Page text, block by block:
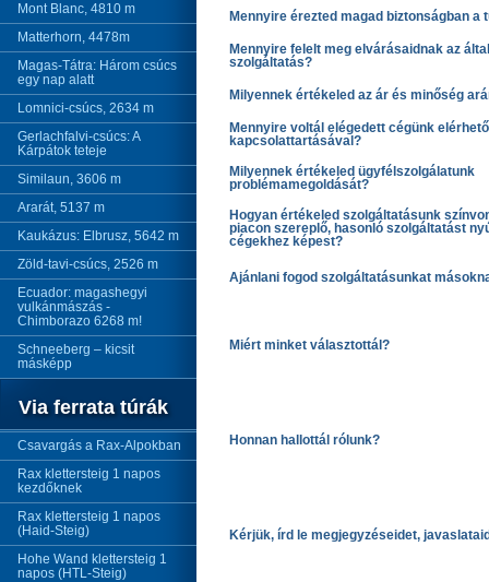
Mont Blanc, 4810 m
Matterhorn, 4478m
Magas-Tátra: Három csúcs
egy nap alatt
Lomnici-csúcs, 2634 m
Gerlachfalvi-csúcs: A
Kárpátok teteje
Similaun, 3606 m
Ararát, 5137 m
Kaukázus: Elbrusz, 5642 m
Zöld-tavi-csúcs, 2526 m
Ecuador: magashegyi
vulkánmászás -
Chimborazo 6268 m!
Schneeberg – kicsit
másképp
Via ferrata túrák
Csavargás a Rax-Alpokban
Rax klettersteig 1 napos
kezdőknek
Rax klettersteig 1 napos
(Haid-Steig)
Hohe Wand klettersteig 1
napos (HTL-Steig)
Mennyire érezted magad biztonságban a
Mennyire felelt meg elvárásaidnak az
szolgáltatás?
Milyennek értékeled az ár és minőség
Mennyire voltál elégedett cégünk
kapcsolattartásával?
Milyennek értékeled ügyfélszolgálatunk
problémamegoldását?
Hogyan értékeled szolgáltatásunk
piacon szereplő, hasonló szolgáltatást
cégekhez képest?
Ajánlani fogod szolgáltatásunkat
Miért minket választottál?
Honnan hallottál rólunk?
Kérjük, írd le megjegyzéseidet,